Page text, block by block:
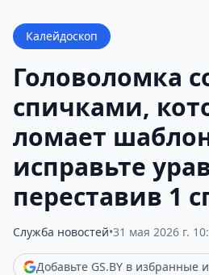
Калейдоскоп
Головоломка
спичками,
ломает
исправьте
переставив 1
Служба новостей•31 мая 2026 г.
Добавьте GS.BY в избранные